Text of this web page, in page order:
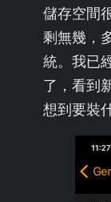
儲存空間
剩無幾，
統。我已
了，看到
想到要裝